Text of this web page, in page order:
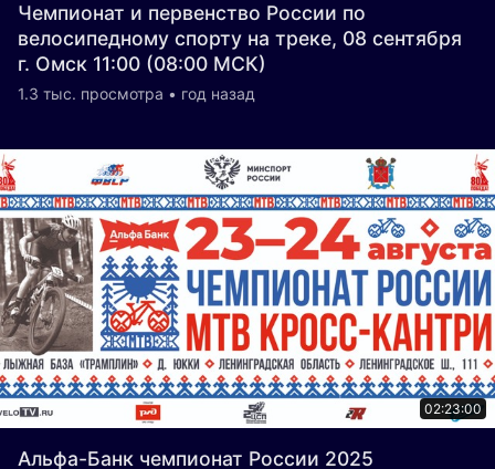
Чемпионат и первенство России по
велосипедному спорту на треке, 08 сентября
г. Омск 11:00 (08:00 МСК)
1.3 тыс. просмотра • год назад
02:23:00
Альфа-Банк чемпионат России 2025